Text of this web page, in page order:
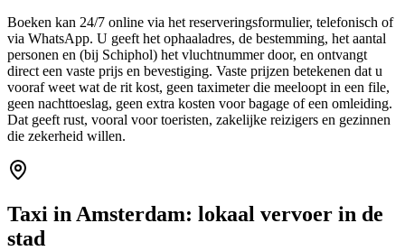
Boeken kan 24/7 online via het reserveringsformulier, telefonisch of
via WhatsApp. U geeft het ophaaladres, de bestemming, het aantal
personen en (bij Schiphol) het vluchtnummer door, en ontvangt
direct een vaste prijs en bevestiging. Vaste prijzen betekenen dat u
vooraf weet wat de rit kost, geen taximeter die meeloopt in een file,
geen nachttoeslag, geen extra kosten voor bagage of een omleiding.
Dat geeft rust, vooral voor toeristen, zakelijke reizigers en gezinnen
die zekerheid willen.
Taxi in Amsterdam: lokaal vervoer in de
stad